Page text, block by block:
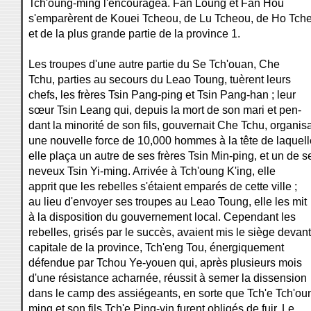
Tch'oung-ming l'encouragea. Fan Loung et Fan Hou
s'emparèrent de Kouei Tcheou, de Lu Tcheou, de Ho
et de la plus grande partie de la province 1.
Les troupes d'une autre partie du Se Tch'ouan, Che
Tchu, parties au secours du Leao Toung, tuèrent leurs
chefs, les frères Tsin Pang-ping et Tsin Pang-han ; leur
sœur Tsin Leang qui, depuis la mort de son mari et pen-
dant la minorité de son fils, gouvernait Che Tchu,
une nouvelle force de 10,000 hommes à la tête de
elle plaça un autre de ses frères Tsin Min-ping, et un de
neveux Tsin Yi-ming. Arrivée à Tch'oung K'ing, elle
apprit que les rebelles s'étaient emparés de cette ville ;
au lieu d'envoyer ses troupes au Leao Toung, elle les mit
à la disposition du gouvernement local. Cependant les
rebelles, grisés par le succès, avaient mis le siège
capitale de la province, Tch'eng Tou, énergiquement
défendue par Tchou Ye-youen qui, après plusieurs mois
d'une résistance acharnée, réussit à semer la dissension
dans le camp des assiégeants, en sorte que Tch'e
ming et son fils Tch'e Ping-yin furent obligés de fuir. Le